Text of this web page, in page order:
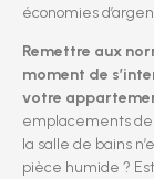
économies
Remettre aux
moment de
votre
emplacements
la salle de bains
pièce humide ?